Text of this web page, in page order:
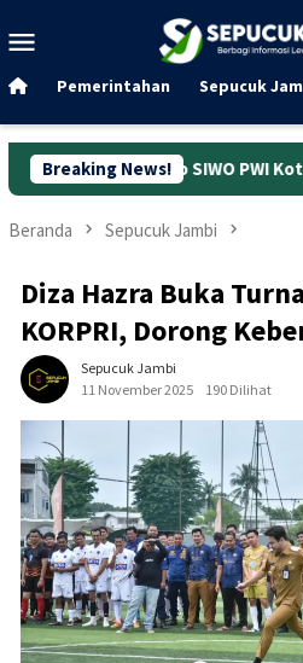
ke
Mobile
Pemerintahan Sepucuk
Breaking News!
SIWO PWI Kota Jambi, Jadi
Beranda Sepucuk Jambi
Diza Hazra Buka
KORPRI, Dorong
Sepucuk Jambi
11 November 2025
190 Dilihat